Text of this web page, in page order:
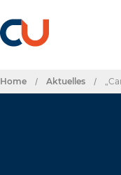
Home / Aktuelles /